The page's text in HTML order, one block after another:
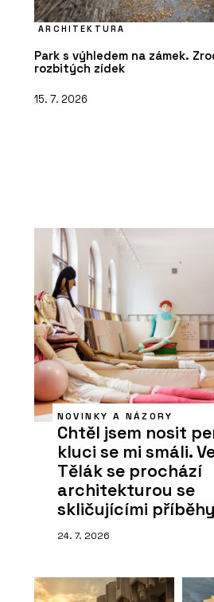
ARCHITEKTURA
Park s výhledem na zámek.
rozbitých zídek
15. 7. 2026
NOVINKY A NÁZORY
Chtěl jsem nosit
kluci se mi smáli.
Tělák se prochází
architekturou se
skličujícími příběhy
24. 7. 2026